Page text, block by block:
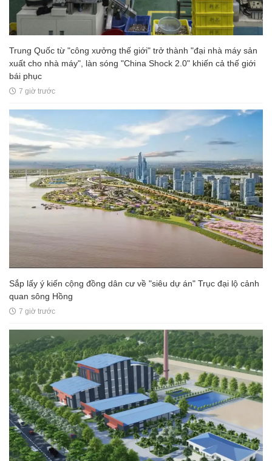
Trung Quốc từ "công xưởng thế giới" trở thành "đại nhà máy sản
xuất cho nhà máy", làn sóng "China Shock 2.0" khiến cả thế giới
bái phục
7 giờ trước
Sắp lấy ý kiến cộng đồng dân cư về "siêu dự án" Trục đại lộ cảnh
quan sông Hồng
7 giờ trước